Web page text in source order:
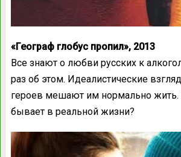
«Географ глобус пропил», 2013
Все знают о любви русских к
раз об этом. Идеалистические
героев мешают им нормально жить.
бывает в реальной жизни?